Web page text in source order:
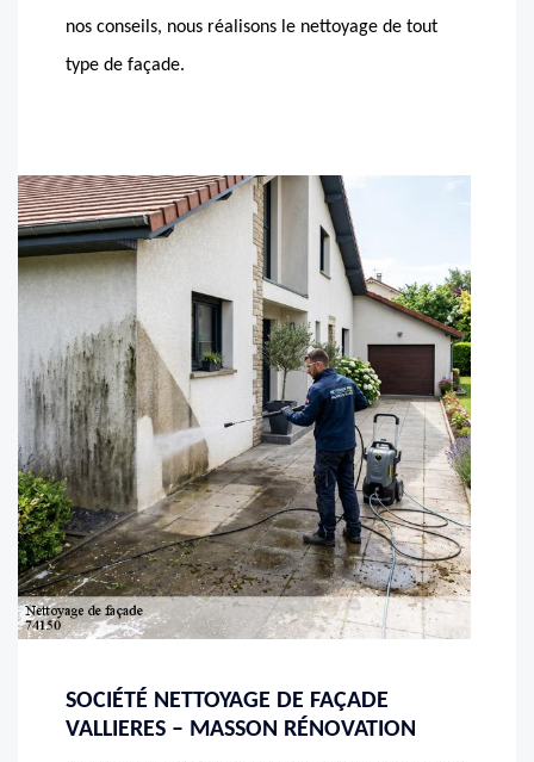
nos conseils, nous réalisons le nettoyage de tout
type de façade.
SOCIÉTÉ NETTOYAGE DE FAÇADE
VALLIERES – MASSON RÉNOVATION